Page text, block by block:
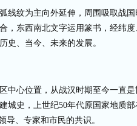
线纹为主向外延伸，周围吸取战
，东西南北文字运用篆书，经纬
史、当今、未来的发展。
中心位置，从战汉时期至今一直
城史，上世纪50年代原国家地质
导、专家和市民的共识。